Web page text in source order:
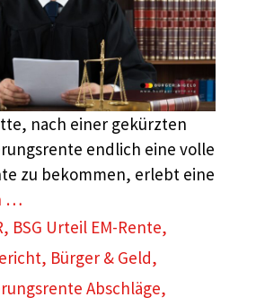
nach einer gekürzten
endlich eine volle
zu bekommen, erlebt eine
…
, BSG Urteil EM-Rente,
, Bürger & Geld,
Abschläge,